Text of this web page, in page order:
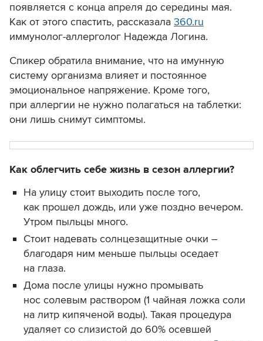
появляется с конца апреля до середины мая.
Как от этого спастить, рассказала 360.ru
иммунолог-аллерголог Надежда Логина.
Спикер обратила внимание, что на имунную
систему организма влияет и постоянное
эмоциональное напряжение. Кроме того,
при аллергии не нужно полагаться на таблетки:
они лишь снимут симптомы.
Как облегчить себе жизнь в сезон аллергии?
На улицу стоит выходить после того,
как прошел дождь, или уже поздно вечером.
Утром пыльцы много.
Стоит надевать солнцезащитные очки –
благодаря ним меньше пыльцы оседает
на глаза.
Дома после улицы нужно промывать
нос солевым раствором (1 чайная ложка соли
на литр кипяченой воды). Такая процедура
удаляет со слизистой до 60% осевшей